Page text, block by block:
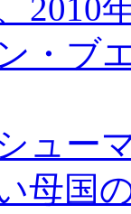
2010
・ブ
ュー
母国